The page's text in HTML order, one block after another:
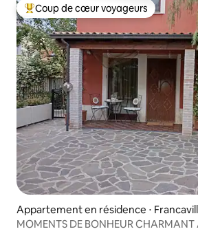
Coups de cœur voyageurs les plus
Coup de cœur voyageurs
Appartement en résidence ⋅
re
MOMENTS DE BONHEUR CHARMANT APPARTEMENT